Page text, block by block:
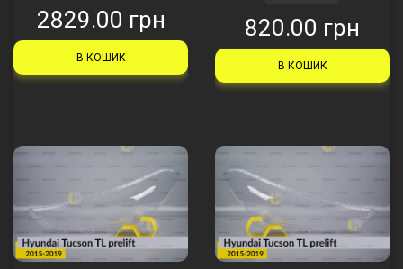
2829.00 грн
В КОШИК
820.00 грн
В КОШИК